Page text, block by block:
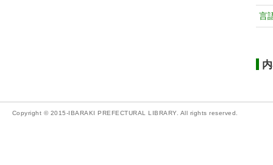
言
Copyright © 2015-IBARAKI PREFECTURAL LIBRARY. All rights reserved.